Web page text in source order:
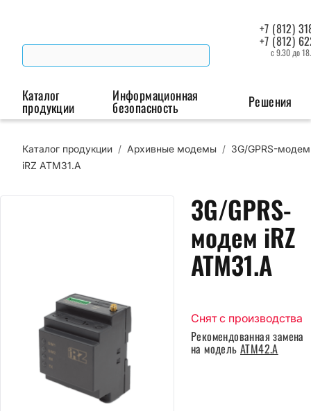
+7 (812)
+7 (812)
с 9.30 до
Каталог
продукции
Беспроводная связь Промышленная автоматизация
интерфейсов
Информационная
безопасность Решения
Каталог продукции / Архивные модемы / 3G/GPRS-модем
iRZ ATM31.А
3G/GPRS-
модем iRZ
ATM31.А
Снят с производства
Рекомендованная замена
на модельATM42.A